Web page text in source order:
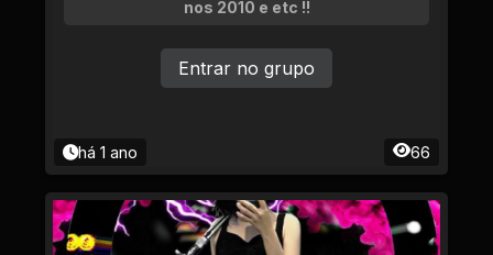
nos 2010 e etc !!
há 1 ano 66
Entrar no grupo